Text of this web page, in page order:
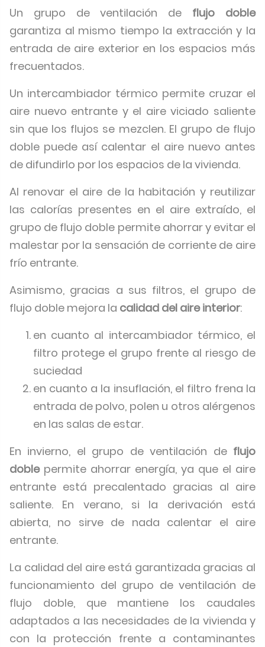
Un grupo de ventilación de flujo doble
garantiza al mismo tiempo la extracción y la
entrada de aire exterior en los espacios más
frecuentados.
Un intercambiador térmico permite cruzar el
aire nuevo entrante y el aire viciado saliente
sin que los flujos se mezclen. El grupo de flujo
doble puede así calentar el aire nuevo antes
de difundirlo por los espacios de la vivienda.
Al renovar el aire de la habitación y reutilizar
las calorías presentes en el aire extraído, el
grupo de flujo doble permite ahorrar y evitar el
malestar por la sensación de corriente de aire
frío entrante.
Asimismo, gracias a sus filtros, el grupo de
flujo doble mejora la calidad del aire interior:
en cuanto al intercambiador térmico, el
filtro protege el grupo frente al riesgo de
suciedad
en cuanto a la insuflación, el filtro frena la
entrada de polvo, polen u otros alérgenos
en las salas de estar.
En invierno, el grupo de ventilación de flujo
doblepermite ahorrar energía, ya que el aire
entrante está precalentado gracias al aire
saliente. En verano, si la derivación está
abierta, no sirve de nada calentar el aire
entrante.
La calidad del aire está garantizada gracias al
funcionamiento del grupo de ventilación de
flujo doble, que mantiene los caudales
adaptados a las necesidades de la vivienda y
con la protección frente a contaminantes